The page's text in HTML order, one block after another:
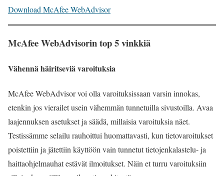
Download McAfee WebAdvisor
McAfee WebAdvisorin top 5 vinkkiä
Vähennä häiritseviä varoituksia
McAfee WebAdvisor voi olla varoituksissaan varsin innokas,
etenkin jos vierailet usein vähemmän tunnetuilla sivustoilla. Avaa
laajennuksen asetukset ja säädä, millaisia varoituksia näet.
Testissämme selailu rauhoittui huomattavasti, kun tietovaroitukset
poistettiin ja jätettiin käyttöön vain tunnetut tietojenkalastelu- ja
haittaohjelmauhat estävät ilmoitukset. Näin et turru varoituksiin